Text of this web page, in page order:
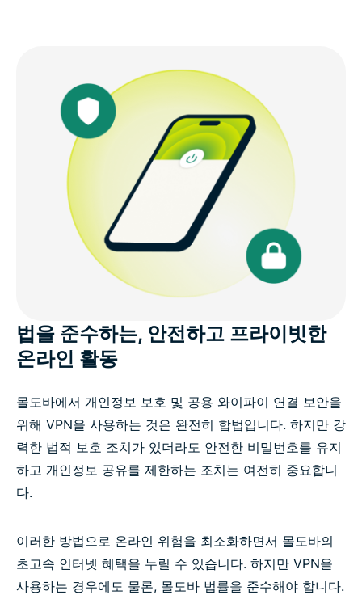
법을 준수하는, 안전하고 프라이빗한
온라인 활동
몰도바에서 개인정보 보호 및 공용 와이파이 연결 보안을
위해 VPN을 사용하는 것은 완전히 합법입니다. 하지만 강
력한 법적 보호 조치가 있더라도 안전한 비밀번호를 유지
하고 개인정보 공유를 제한하는 조치는 여전히 중요합니
다.
이러한 방법으로 온라인 위험을 최소화하면서 몰도바의
초고속 인터넷 혜택을 누릴 수 있습니다. 하지만 VPN을
사용하는 경우에도 물론, 몰도바 법률을 준수해야 합니다.